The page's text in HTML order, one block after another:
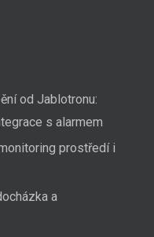
od Jablotronu:
s alarmem
prostředí i
a